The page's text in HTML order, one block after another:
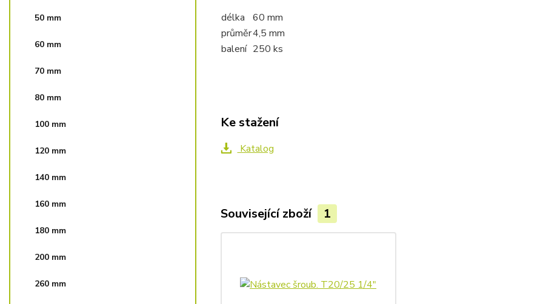
50 mm
60 mm
70 mm
80 mm
100 mm
120 mm
140 mm
160 mm
180 mm
200 mm
260 mm
délka
60 mm
průměr4,5 mm
balení 250 ks
Ke stažení
Katalog
Související zboží 1